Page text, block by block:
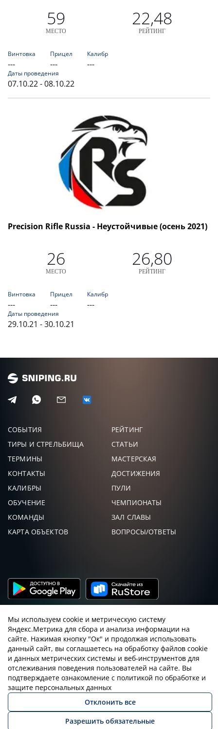
59
МЕСТО
22,48
РЕЙТИНГ
Винтовка
---
Прицел
---
Калибр
---
Даты проведения
07.10.22 - 08.10.22
Precision Rifle Russia - Неустойчивые (осень 2021)
26
МЕСТО
26,80
РЕЙТИНГ
Винтовка
---
Прицел
---
Калибр
---
Даты проведения
29.10.21 - 30.10.21
СОБЫТИЯ
РЕЙТИНГ
ТИРЫ И СТРЕЛЬБИЩА
СТАТЬИ
ТЕРМИНЫ
МАСТЕРСКАЯ
КОНТАКТЫ
ДОСТИЖЕНИЯ
КАЛИБРЫ
ПУЛИ
ОБУЧЕНИЕ
ЧЕМПИОНАТЫ
КОМАНДЫ
ЗАЛ СЛАВЫ
КАРТА ОБЪЕКТОВ
ВОПРОСЫ/ОТВЕТЫ
Пользовательское соглашение с sniping.ru
Правила снайпинга Закон об оружии
Политика конфиденциальности
© 2026 Все права защищены
Мы используем cookie и метрическую систему
Яндекс.Метрика для сбора и анализа информации на
сайте. Нажимая кнопку "Ок" и продолжая использовать
данный сайт, вы соглашаетесь на обработку файлов cookie
и данных метрических системы и веб-инструментов для
отслеживания поведения пользователей на сайте. Вы
подтверждаете ознакомление с политикой по обработке и
защите персональных данных
Отклонить все
Разрешить обязательные